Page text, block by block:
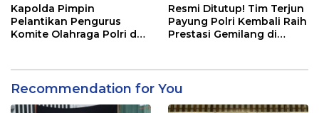
CUP 2024
Kapolda Pimpin
Pelantikan Pengurus
Komite Olahraga Polri dan
Polda Sumbar
Resmi Ditutup! Tim Terjun
Payung Polri Kembali Raih
Prestasi Gemilang di
Cup 2024
Recommendation for You